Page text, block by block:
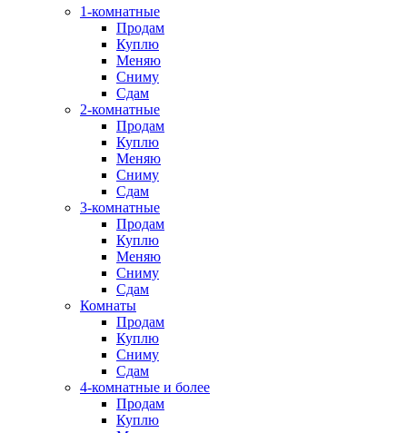
1-комнатные
Продам
Куплю
Меняю
Сниму
Сдам
2-комнатные
Продам
Куплю
Меняю
Сниму
Сдам
3-комнатные
Продам
Куплю
Меняю
Сниму
Сдам
Комнаты
Продам
Куплю
Сниму
Сдам
4-комнатные и более
Продам
Куплю